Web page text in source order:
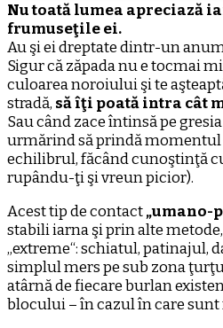
Nu toată lumea apreciază
frumuseţile ei.
Au şi ei dreptate dintr-un
Sigur că zăpada nu e tocmai
culoarea noroiului şi te
stradă, să îţi poată intra cât
Sau când zace întinsă pe
urmărind să prindă
echilibrul, făcând cunoştinţă
rupându-ţi şi vreun picior).
Acest tip de contact„umano-
stabili iarna şi prin alte
„extreme“: schiatul, patinajul,
simplul mers pe sub zona
atârnă de fiecare burlan
blocului – în cazul în care sunt